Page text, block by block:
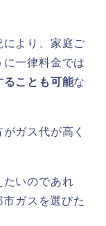
により、家庭ご
一律料金では
ることも可能な
ガス代が高く
たいのであれ
ガスを選びた